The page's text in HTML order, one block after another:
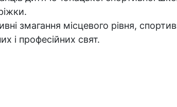
змагання місцевого рівня,
і професійних свят.